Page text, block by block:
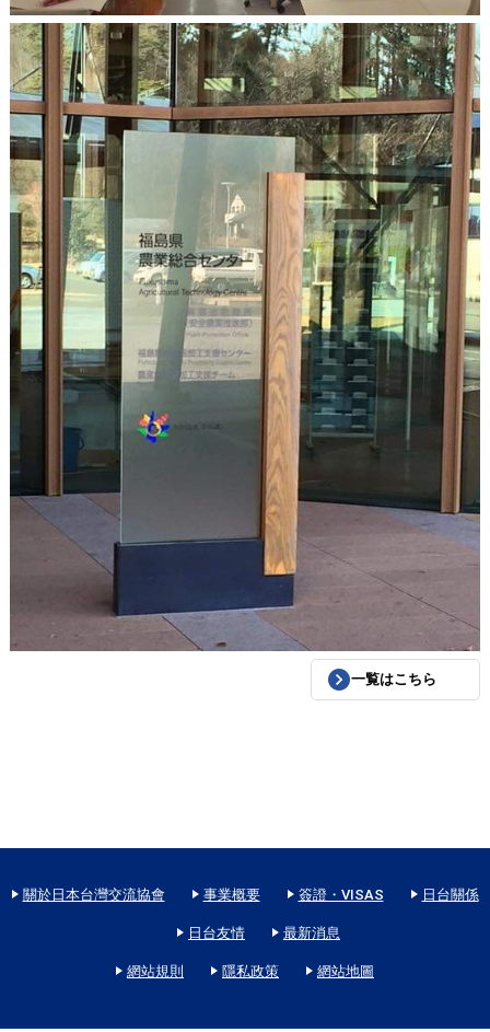
一覧はこちら
關於日本台灣交流協會 事業概要 簽證・VISAS 日台關係
日台友情 最新消息
網站規則 隱私政策 網站地圖